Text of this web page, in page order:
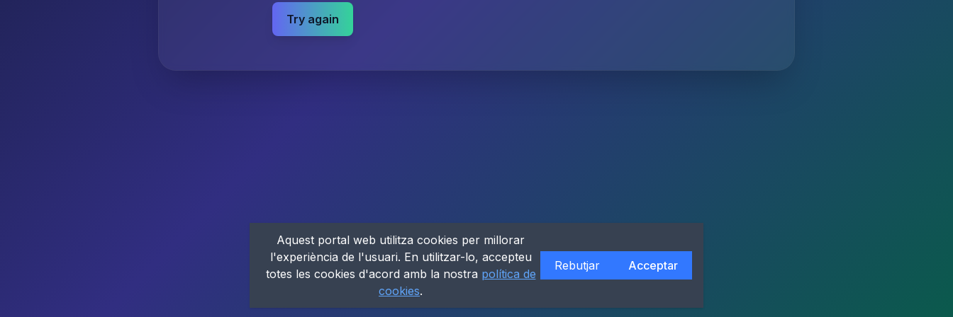
Try again
Aquest portal web utilitza cookies per millorar
l'experiència de l'usuari. En utilitzar-lo, accepteu
totes les cookies d'acord amb la nostra política de
cookies.
Rebutjar Acceptar